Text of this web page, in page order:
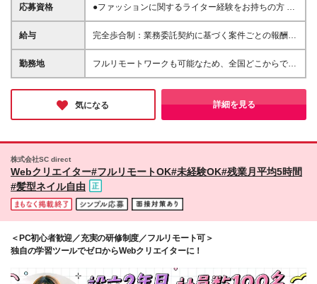
応募資格
●ファッションに関するライター経験をお持ちの方 ※
媒体は雑誌・TV・YouTube・SNS・Webメディアな
ど一切不問です！ ※学歴不問 ＊～「私、応募してい
うなご経験も、 立派な「ライター経験」として歓迎
しております。 ・アパレル店員時代にショップブロ
っていた …etc. ※その他アパレル経験があれば、別ジ
ャンルの執筆経験のみでも大歓迎です！ ※過去の執筆
たい方 ●チームメンバーと円滑なコミュニケーション
を図り、協業できる方
給与
完全歩合制：業務委託契約に基づく案件ごとの報酬支
払いとなります。 ●1案件につき50,000円〜70,000円
（目安） ※上記は20分尺程度の動画台本を制作いた
てご相談の上で決定いたします。 ※ご自身の稼働可能
時間と希望する収入に合わせて、受注する案件数を調
勤務地
フルリモートワークも可能なため、全国どこからでも
業務を行っていただける環境です。 ご自宅やカフ
ェ、コワーキングスペースなど、 ご自身が最も集中
できる場所を勤務地としてお選びください◎ 【本社
す！ ※(変更の範囲)上記を除く当社関連勤務地
気になる 詳細を見る
株式会社SC direct
Webクリエイター#フルリモートOK#未経験OK#残業月平均5時間
#髪型ネイル自由
＜PC初心者歓迎／充実の研修制度／フルリモート可＞
独自の学習ツールでゼロからWebクリエイターに！